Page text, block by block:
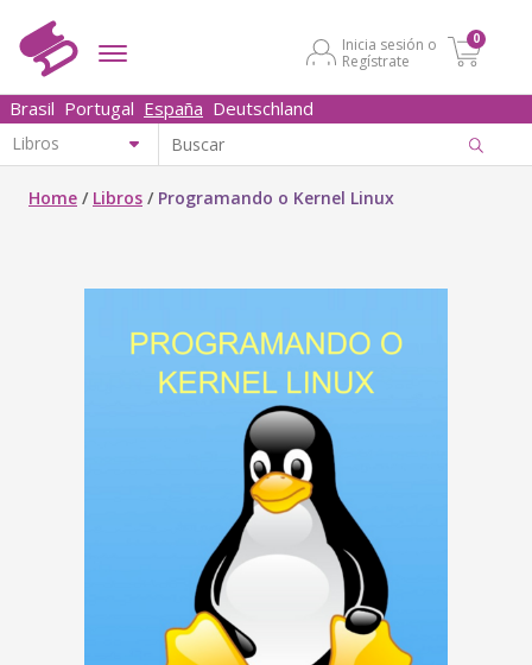
Inicia sesión o
Regístrate
0
Brasil Portugal España Deutschland
Home / Libros / Programando o Kernel Linux